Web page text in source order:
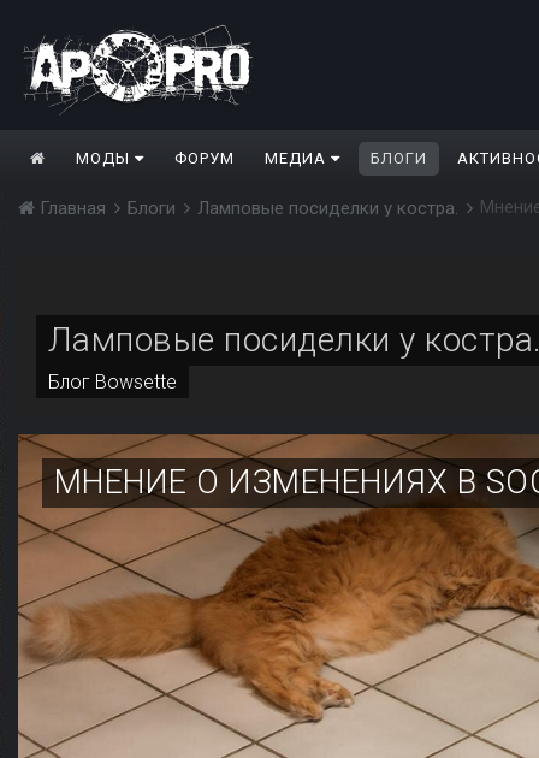
МОДЫ ФОРУМ МЕДИА БЛОГИ
Главная Блоги Ламповые посиделки у костра.
Ламповые посиделки у
Блог Bowsette
МНЕНИЕ О ИЗМЕНЕНИЯХ В